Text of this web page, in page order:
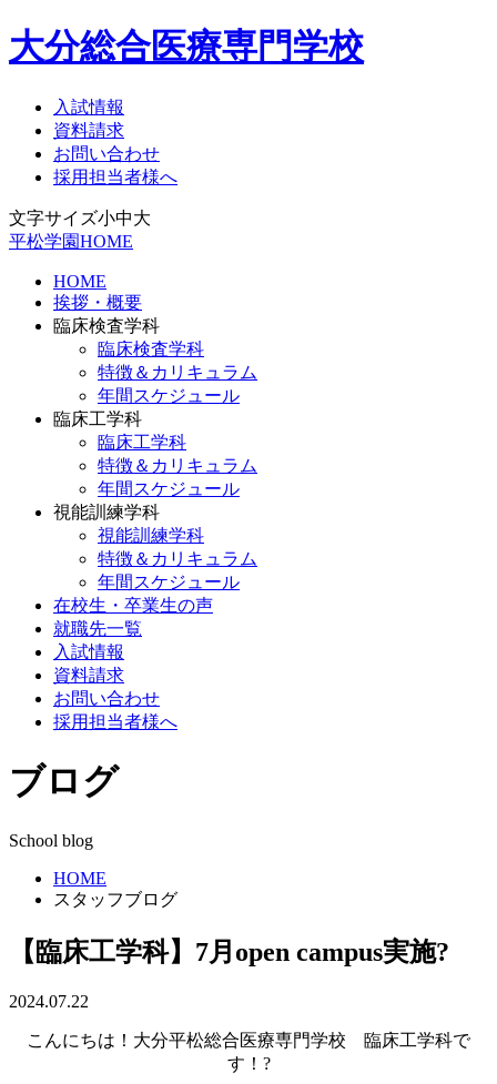
大分総合医療専門学校
入試情報
資料請求
お問い合わせ
採用担当者様へ
文字サイズ小中大
平松学園HOME
HOME
挨拶・概要
臨床検査学科
臨床検査学科
特徴＆カリキュラム
年間スケジュール
臨床工学科
臨床工学科
特徴＆カリキュラム
年間スケジュール
視能訓練学科
視能訓練学科
特徴＆カリキュラム
年間スケジュール
在校生・卒業生の声
就職先一覧
入試情報
資料請求
お問い合わせ
採用担当者様へ
ブログ
School blog
HOME
スタッフブログ
【臨床工学科】7月open campus実施?
2024.07.22
こんにちは！大分平松総合医療専門学校 臨床工学科で
す！?